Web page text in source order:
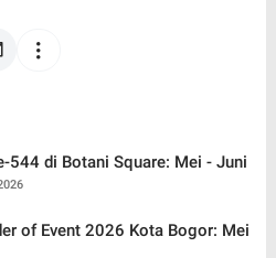
544 di Botani Square: Mei - Juni
of Event 2026 Kota Bogor: Mei